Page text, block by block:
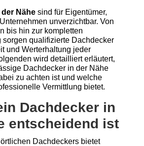
Nähesind für Eigentümer,
unverzichtbar. Von
bis hin zur kompletten
sorgen qualifizierte Dachdecker
und Werterhaltung jeder
wird detailliert erläutert,
Dachdecker in der Nähe
zu achten ist und welche
Vermittlung bietet.
Dachdecker in
entscheidend ist
Dachdeckers bietet